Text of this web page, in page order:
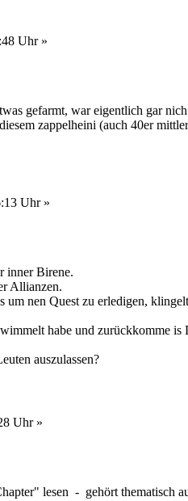
Uhr »
gefarmt, war eigentlich gar
zappelheini (auch 40er
Uhr »
inner Birene.
Allianzen.
nen Quest zu erledigen,
habe und zurückkomme
auszulassen?
Uhr »
lesen - gehört thematisch